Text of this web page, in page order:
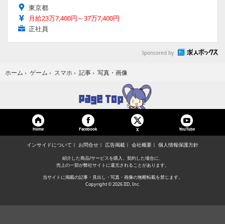
東京都
月給23万7,400円～37万7,400円
正社員
Sponsored by
ホーム › ゲーム › スマホ › 記事 › 写真・画像
Home Facebook X YouTube
インサイドについて お問合せ 広告掲載 会社概要 個人情報保護方針
紹介した商品/サービスを購入、契約した場合に、
売上の一部が弊社サイトに還元されることがあります。
当サイトに掲載の記事・見出し・写真・画像の無断転載を禁じます。
Copyright © 2026 IID, Inc.